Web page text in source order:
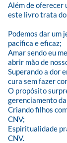
Além de oferecer
este livro trata
Podemos dar um
pacífica e eficaz;
Amar sendo eu
abrir mão de
Superando a dor
cura sem fazer
O propósito
gerenciamento
Criando filhos
CNV;
Espiritualidade
CNV.